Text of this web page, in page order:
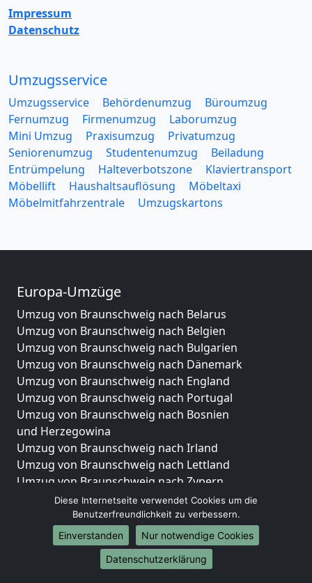
Impressum
Datenschutz
Umzugsservice
Umzugsservice Behördenumzug
Büroumzug
Fernumzug
Firmenumzug
Laborumzug
Mini Umzug
Praxisumzug
Privatumzug
Seniorenumzug
Studentenumzug
Beiladung
Entrümpelung
Halteverbotszone
Klaviertransport
Möbellift
Haushaltsauflösung
Möbeltaxi
Möbelmitfahrzentrale
Umzugskartons
Europa-Umzüge
Umzug von Braunschweig nach Belarus
Umzug von Braunschweig nach Belgien
Umzug von Braunschweig nach Bulgarien
Umzug von Braunschweig nach Dänemark
Umzug von Braunschweig nach England
Umzug von Braunschweig nach Portugal
Umzug von Braunschweig nach Bosnien
und Herzegowina
Umzug von Braunschweig nach Irland
Umzug von Braunschweig nach Lettland
Umzug von Braunschweig nach Zypern
Umzug von Braunschweig nach Kroatien
Umzug von Braunschweig nach Estland
Umzug von Braunschweig nach Finnland
Umzug von Braunschweig nach Frankreich
Umzug von Braunschweig nach Griechenland
Diese Internetseite verwendet Cookies um die
Benutzerfreundlichkeit zu verbessern.
Einverstanden
Nur notwendige Cookies
Datenschutzerklärung